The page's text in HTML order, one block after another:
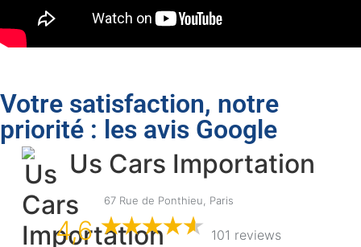
Votre satisfaction, notre
priorité : les avis Google
Us Cars Importation
67 Rue de Ponthieu, Paris
4,6 101 reviews